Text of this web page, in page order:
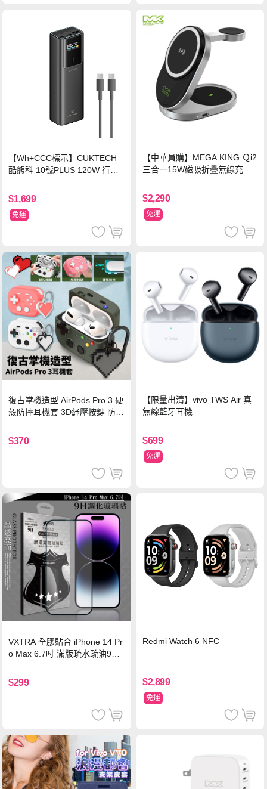
【Wh+CCC標示】CUKTECH
酷態科 10號PLUS 120W 行動
色
$1,699
免運
【中華員購】MEGA KING Ｑi2
三合一15W磁吸折疊無線充電
$2,290
免運
復古掌機造型 AirPods Pro 3 硬
殼防摔耳機套 3D紓壓按鍵 防開
$370
【限量出清】vivo TWS Air 真
無線藍牙耳機
$699
免運
VXTRA 全膠貼合 iPhone 14 Pr
o Max 6.7吋 滿版疏水疏油9H
$299
Redmi Watch 6 NFC
$2,899
免運